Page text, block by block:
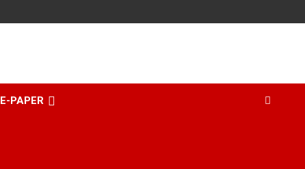
E-PAPER